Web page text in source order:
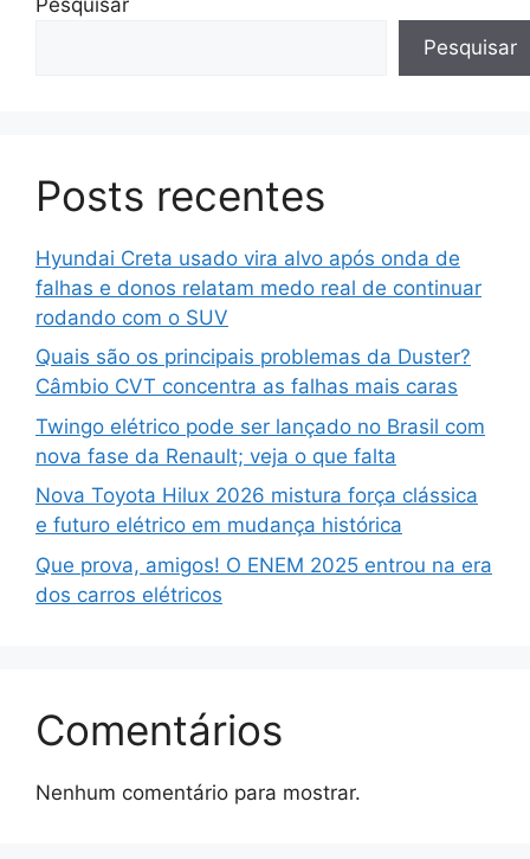
Pesquisar
Posts recentes
Hyundai Creta usado vira alvo após onda de
falhas e donos relatam medo real de continuar
rodando com o SUV
Quais são os principais problemas da Duster?
Câmbio CVT concentra as falhas mais caras
Twingo elétrico pode ser lançado no Brasil com
nova fase da Renault; veja o que falta
Nova Toyota Hilux 2026 mistura força clássica
e futuro elétrico em mudança histórica
Que prova, amigos! O ENEM 2025 entrou na era
dos carros elétricos
Comentários
Nenhum comentário para mostrar.